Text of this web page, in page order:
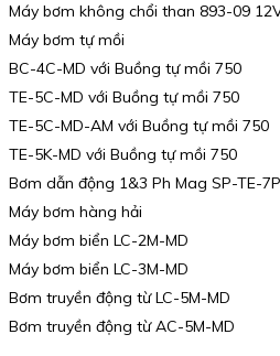
Máy bơm không chổi than 893-09
Máy bơm tự mồi
BC-4C-MD với Buồng tự mồi 750
TE-5C-MD với Buồng tự mồi 750
TE-5C-MD-AM với Buồng tự mồi 750
TE-5K-MD với Buồng tự mồi 750
Bơm dẫn động 1&3 Ph Mag SP-TE-
Máy bơm hàng hải
Máy bơm biển LC-2M-MD
Máy bơm biển LC-3M-MD
Bơm truyền động từ LC-5M-MD
Bơm truyền động từ AC-5M-MD